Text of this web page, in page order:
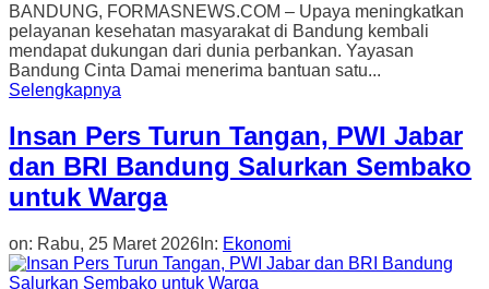
BANDUNG, FORMASNEWS.COM – Upaya meningkatkan
pelayanan kesehatan masyarakat di Bandung kembali
mendapat dukungan dari dunia perbankan. Yayasan
Bandung Cinta Damai menerima bantuan satu...
Selengkapnya
Insan Pers Turun Tangan, PWI Jabar
dan BRI Bandung Salurkan Sembako
untuk Warga
on: Rabu, 25 Maret 2026 In: Ekonomi